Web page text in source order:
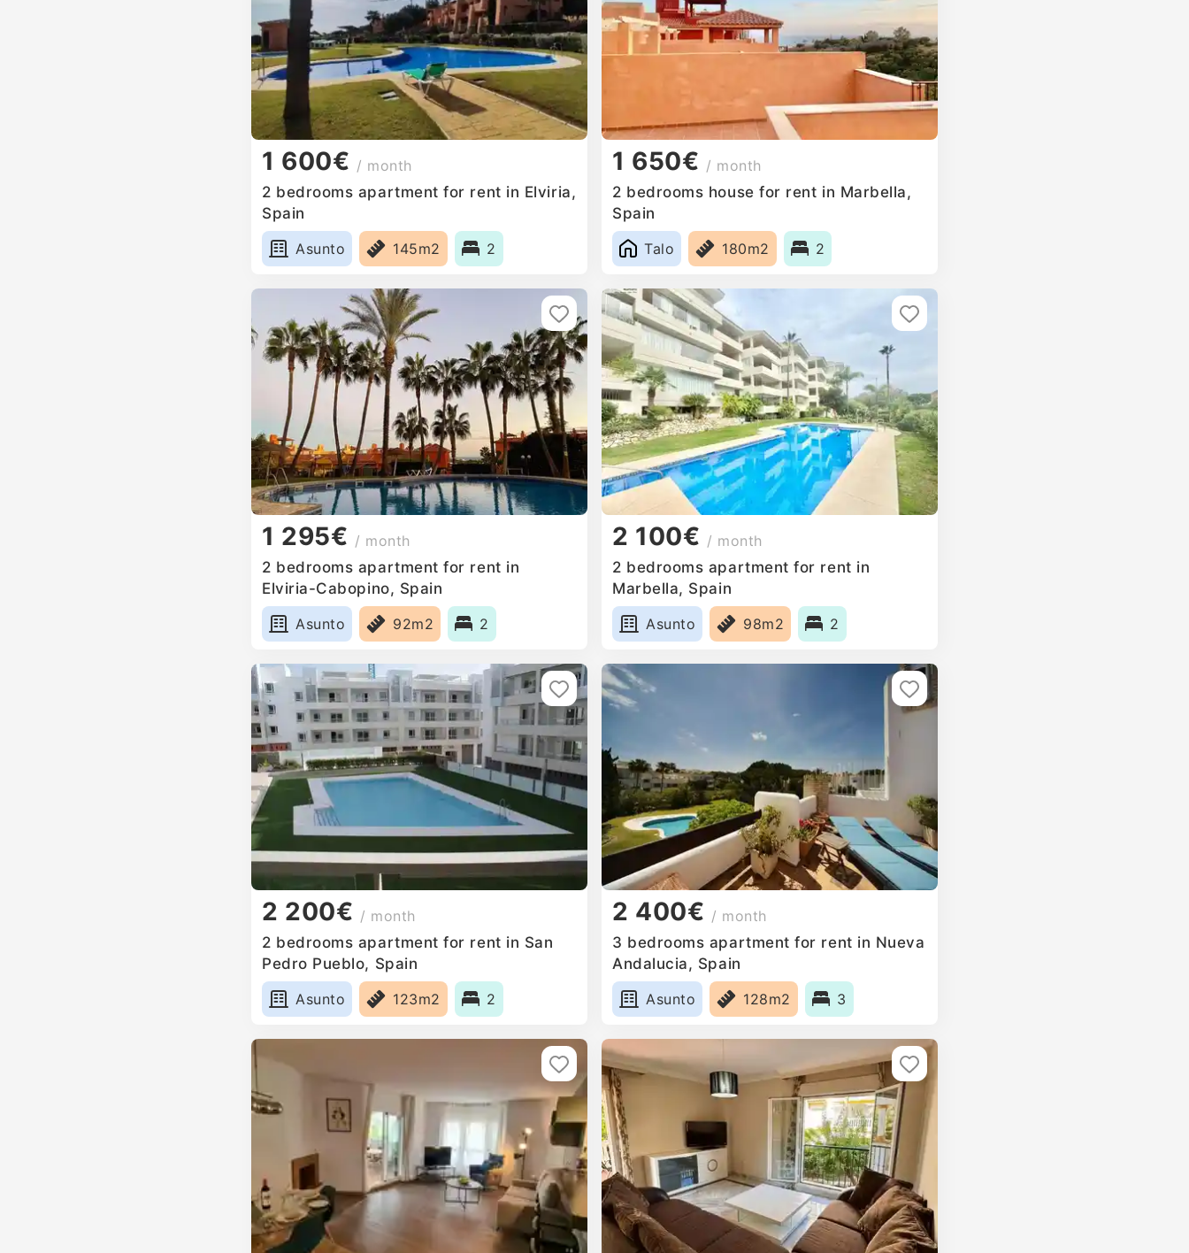
1 600€ / month
2 bedrooms apartment for rent in Elviria,
Spain
Asunto
145m2 2
1 650€ / month
2 bedrooms house for rent in Marbella,
Spain
Talo
180m2 2
1 295€ / month
2 bedrooms apartment for rent in
Elviria-Cabopino, Spain
Asunto
92m2 2
2 100€ / month
2 bedrooms apartment for rent in
Marbella, Spain
Asunto
98m2 2
2 200€ / month
2 bedrooms apartment for rent in San
Pedro Pueblo, Spain
Asunto
123m2 2
2 400€ / month
3 bedrooms apartment for rent in Nueva
Andalucia, Spain
Asunto
128m2 3